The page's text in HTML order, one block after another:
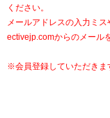
ください。
メールアドレスの入力ミス
ectivejp.comからのメール
※会員登録していただきま